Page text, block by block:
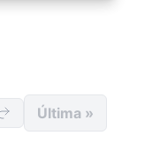
Última »